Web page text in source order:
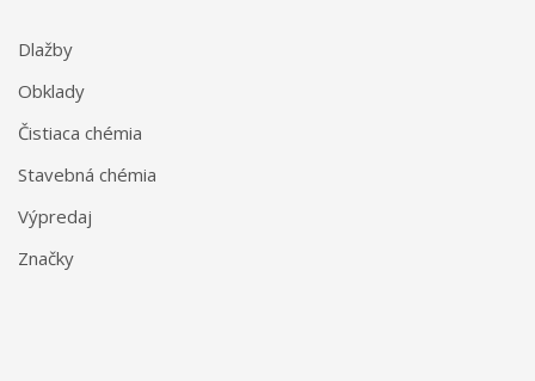
Dlažby
Obklady
Čistiaca chémia
Stavebná chémia
Výpredaj
Značky